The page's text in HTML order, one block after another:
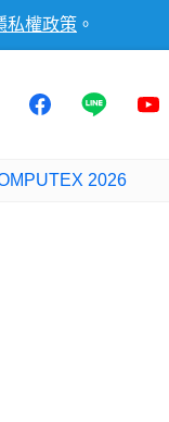
私權政策 。
2026